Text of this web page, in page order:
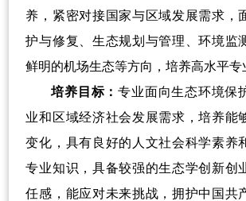
养，紧密对接国家与区域发展需求，
护与修复、生态规划与管理、环境监
鲜明的机场生态等方向，培养高水平专
培养目标：专业面向生态环境保
业和区域经济社会发展需求，培养能
变化，具有良好的人文社会科学素养
专业知识，具备较强的生态学创新创
任感，能应对未来挑战，拥护中国共